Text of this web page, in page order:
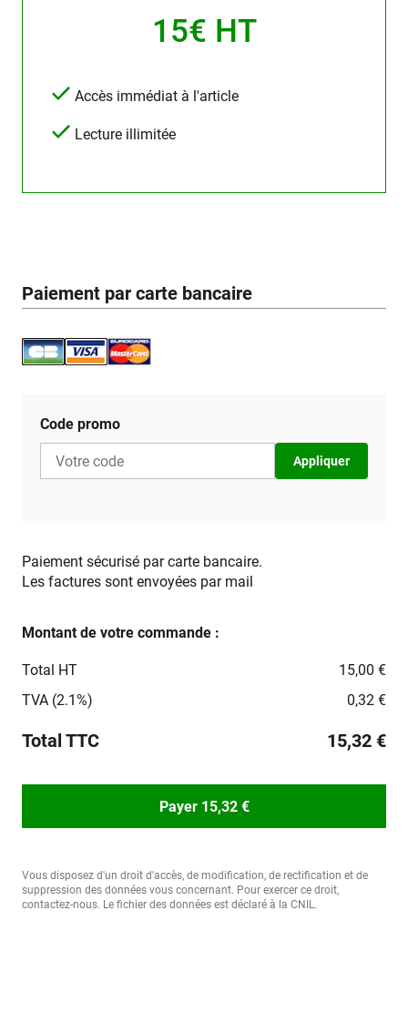
15€ HT
Accès immédiat à l'article
Lecture illimitée
Paiement par carte bancaire
Code promo
Appliquer
Paiement sécurisé par carte bancaire.
Les factures sont envoyées par mail
Montant de votre commande :
Total HT
15,00 €
TVA (2.1%)
0,32 €
Total TTC 15,32 €
Payer 15,32 €
Vous disposez d'un droit d'accès, de modification, de rectification et de
suppression des données vous concernant. Pour exercer ce droit,
contactez-nous. Le fichier des données est déclaré à la CNIL.